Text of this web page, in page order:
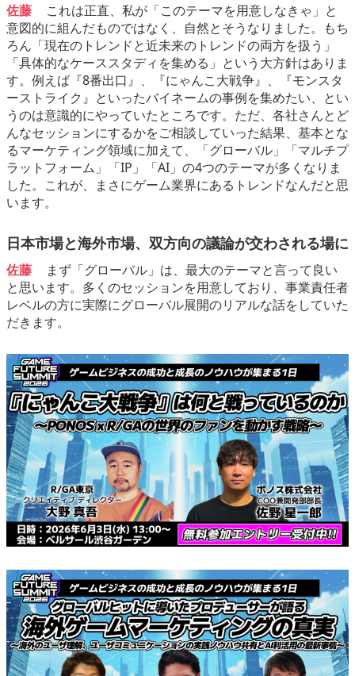
佐藤
これは正直、私が「このテーマを用意しなきゃ」と
意図的に組んだものではなく、自然とそうなりました。もち
ろん「現在のトレンドと近未来のトレンドの両方を扱う」
「具体的なケーススタディを集める」という大方針はありま
す。例えば『8番出口』、『にゃんこ大戦争』、『モンスタ
ーストライク』といったバイネームの事例を集めたい、とい
うのは意識的にやっていたところです。ただ、各社さんとど
んなセッションにするかをご相談していった結果、基本とな
るマーケティング領域に加えて、「グローバル」「マルチプ
ラットフォーム」「IP」「AI」の4つのテーマが多くなりま
した。これが、まさにゲーム業界にあるトレンドなんだと思
います。
日本市場と海外市場、双方向の議論が交わされる場に
佐藤
まず「グローバル」は、最大のテーマと言って良い
と思います。多くのセッションを用意しており、事業責任者
レベルの方に実際にグローバル展開のリアルな話をしていた
だきます。